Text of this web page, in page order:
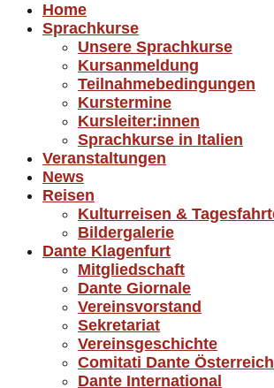
Home
Sprachkurse
Unsere Sprachkurse
Kursanmeldung
Teilnahmebedingungen
Kurstermine
Kursleiter:innen
Sprachkurse in Italien
Veranstaltungen
News
Reisen
Kulturreisen &
Bildergalerie
Dante Klagenfurt
Mitgliedschaft
Dante Giornale
Vereinsvorstand
Sekretariat
Vereinsgeschichte
Comitati Dante Österreich
Dante International